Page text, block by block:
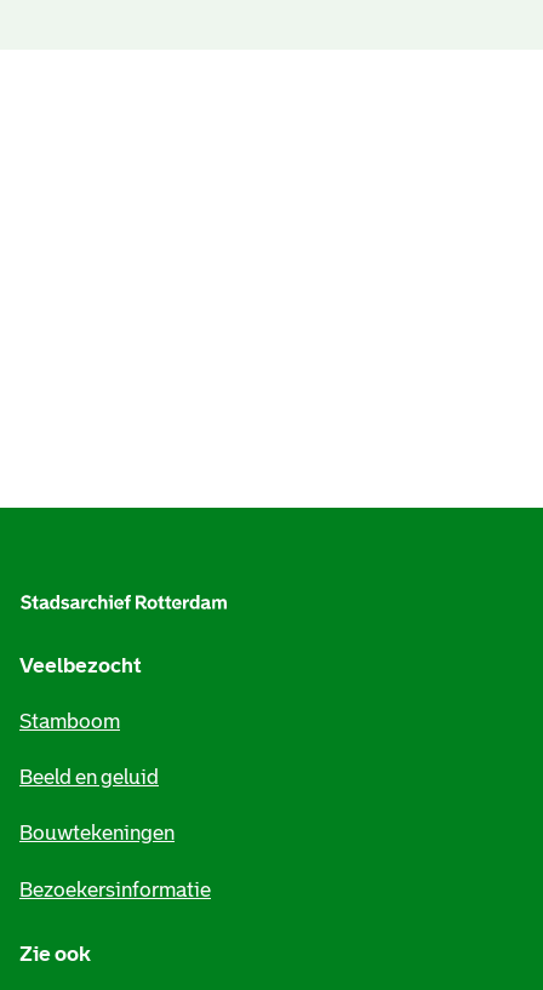
Veelbezocht
Stamboom
Beeld en geluid
Bouwtekeningen
Bezoekersinformatie
Zie ook